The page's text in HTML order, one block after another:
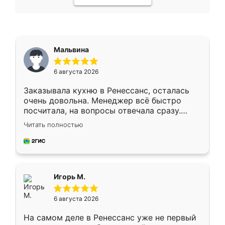
Мальвина
6 августа 2026
Заказывала кухню в Ренессанс, осталась
очень довольна. Менеджер всё быстро
посчитала, на вопросы отвечала сразу.
Замерщик приехал в субботу, подошёл к
делу со всей ответственностью. Собрали
за день, ребята работали аккуратно, даже
Читать полностью
Игорь М.
6 августа 2026
На самом деле в Ренессанс уже не первый